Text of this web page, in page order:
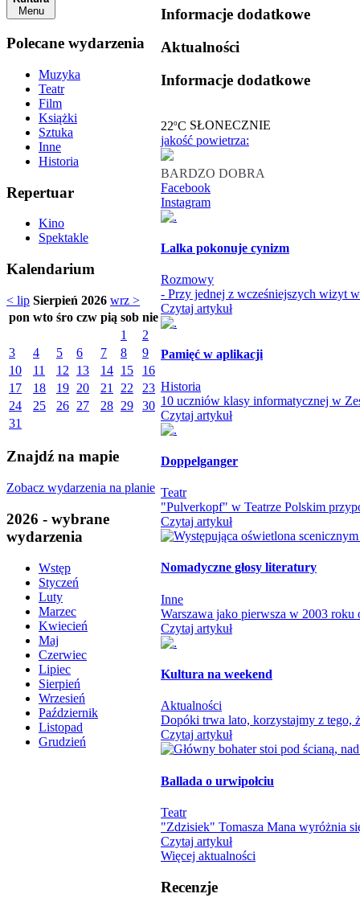
Menu
Polecane wydarzenia
Muzyka
Teatr
Film
Książki
Sztuka
Inne
Historia
Repertuar
Kino
Spektakle
Kalendarium
< lip Sierpień 2026 wrz >
pon wto śro czw pią sob nie
1
2
3
4 5 6 7 8
9
10
11 12 13 14 15
16
17
18 19 20 21 22
23
24
25 26 27 28 29
30
31
Znajdź na mapie
Zobacz wydarzenia na planie
2026 - wybrane
wydarzenia
Wstęp
Styczeń
Luty
Marzec
Kwiecień
Maj
Czerwiec
Lipiec
Sierpień
Wrzesień
Październik
Listopad
Grudzień
Informacje dodatkowe
Aktualności
Informacje dodatkowe
22oC SŁONECZNIE
jakość powietrza:
BARDZO DOBRA
Facebook
Instagram
Lalka pokonuje cynizm
Rozmowy
- Przy jednej z wcześniejszych wizyt
Czytaj artykuł
Pamięć w aplikacji
Historia
10 uczniów klasy informatycznej w
Czytaj artykuł
Doppelganger
Teatr
"Pulverkopf" w Teatrze Polskim
Czytaj artykuł
Nomadyczne głosy literatury
Inne
Warszawa jako pierwsza w 2003 roku
Czytaj artykuł
Kultura na weekend
Aktualności
Dopóki trwa lato, korzystajmy z tego,
Czytaj artykuł
Ballada o urwipołciu
Teatr
"Zdzisiek" Tomasza Mana wyróżnia
Czytaj artykuł
Więcej aktualności
Recenzje